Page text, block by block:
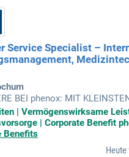
Service Specialist –
BEI phenox: MIT KLEINSTEN
WIRKLICH, WIRKLICH
| Vermögenswirksame
| Corporate Benefit
Benefits